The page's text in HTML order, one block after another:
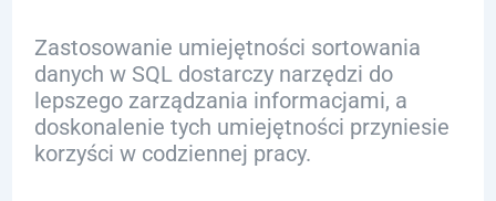
Zastosowanie umiejętności sortowania
danych w SQL dostarczy narzędzi do
lepszego zarządzania informacjami, a
doskonalenie tych umiejętności przyniesie
korzyści w codziennej pracy.